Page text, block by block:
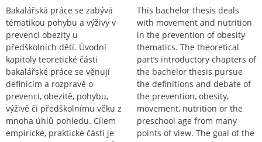
Bakalářská práce se zabývá
tématikou pohybu a výživy v
prevenci obezity u
předškolních dětí. Úvodní
kapitoly teoretické části
bakalářské práce se věnují
definicím a rozpravě o
prevenci, obezitě, pohybu,
výživě či předškolnímu věku z
mnoha úhlů pohledu. Cílem
empirické, praktické části je
This bachelor thesis deals
with movement and nutrition
in the prevention of obesity
thematics. The theoretical
part’s introductory chapters of
the bachelor thesis pursue
the definitions and debate of
the prevention, obesity,
movement, nutrition or the
preschool age from many
points of view. The goal of the